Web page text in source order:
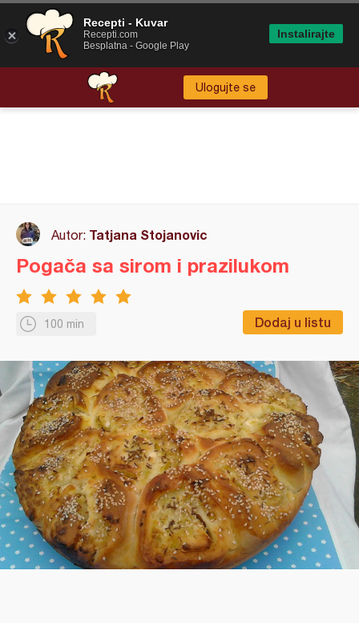
Ulogujte se
Autor: Tatjana Stojanovic
100 min Dodaj u listu
Pogača sa sirom i prazilukom
Recepti - Kuvar
Recepti.com
Besplatna - Google Play
Instalirajte